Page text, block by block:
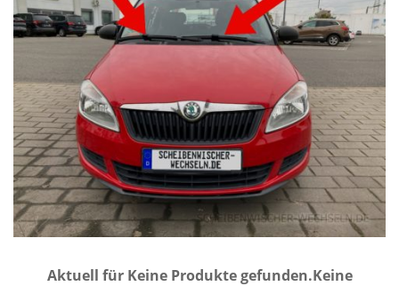
Aktuell für Keine Produkte gefunden.Keine